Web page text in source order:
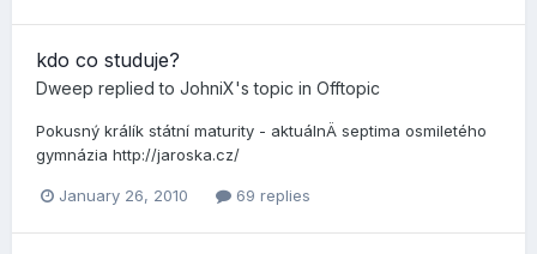
kdo co studuje?
Dweep replied to JohniX's topic in Offtopic
Pokusný králí­k státní­ maturity - aktuálnÄ septima osmiletého
gymnázia http://jaroska.cz/
January 26, 2010 69 replies